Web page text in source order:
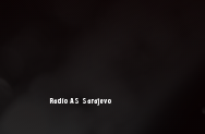
Radio AS Sarajevo